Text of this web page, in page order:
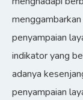
penyampaian
indikator yang
adanya
penyampaian